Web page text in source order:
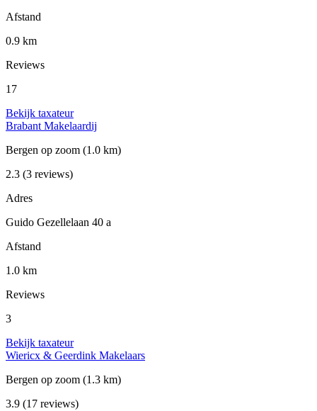
Afstand
0.9 km
Reviews
17
Bekijk taxateur
Brabant Makelaardij
Bergen op zoom (1.0 km)
2.3 (3 reviews)
Adres
Guido Gezellelaan 40 a
Afstand
1.0 km
Reviews
3
Bekijk taxateur
Wiericx & Geerdink Makelaars
Bergen op zoom (1.3 km)
3.9 (17 reviews)